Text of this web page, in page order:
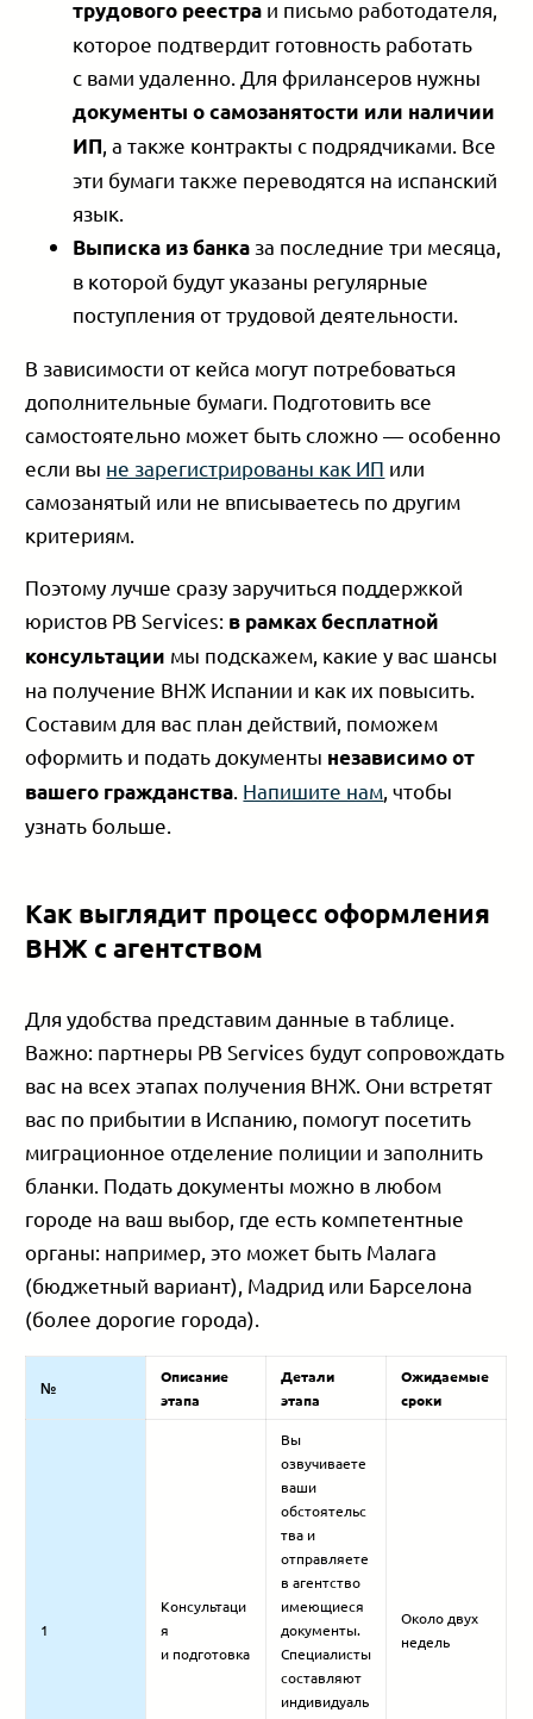
трудового реестра и письмо работодателя,
которое подтвердит готовность работать
с вами удаленно. Для фрилансеров нужны
документы о самозанятости или наличии
ИП , а также контракты с подрядчиками. Все
эти бумаги также переводятся на испанский
язык.
Выписка из банка за последние три месяца,
в которой будут указаны регулярные
поступления от трудовой деятельности.
В зависимости от кейса могут потребоваться
дополнительные бумаги. Подготовить все
самостоятельно может быть сложно — особенно
если вы не зарегистрированы как ИП или
самозанятый или не вписываетесь по другим
критериям.
Поэтому лучше сразу заручиться поддержкой
юристов PB Services: в рамках бесплатной
консультации мы подскажем, какие у вас шансы
на получение ВНЖ Испании и как их повысить.
Составим для вас план действий, поможем
оформить и подать документы независимо от
вашего гражданства. Напишите нам, чтобы
узнать больше.
Как выглядит процесс оформления
ВНЖ с агентством
Для удобства представим данные в таблице.
Важно: партнеры PB Services будут сопровождать
вас на всех этапах получения ВНЖ. Они встретят
вас по прибытии в Испанию, помогут посетить
миграционное отделение полиции и заполнить
бланки. Подать документы можно в любом
городе на ваш выбор, где есть компетентные
органы: например, это может быть Малага
(бюджетный вариант), Мадрид или Барселона
(более дорогие города).
№
Описание
этапа
Детали
этапа
Ожидаемые
сроки
1
Консультаци
я
и подготовка
Вы
озвучиваете
ваши
обстоятельс
тва и
отправляете
в агентство
имеющиеся
документы.
Специалисты
составляют
индивидуаль
Около двух
недель